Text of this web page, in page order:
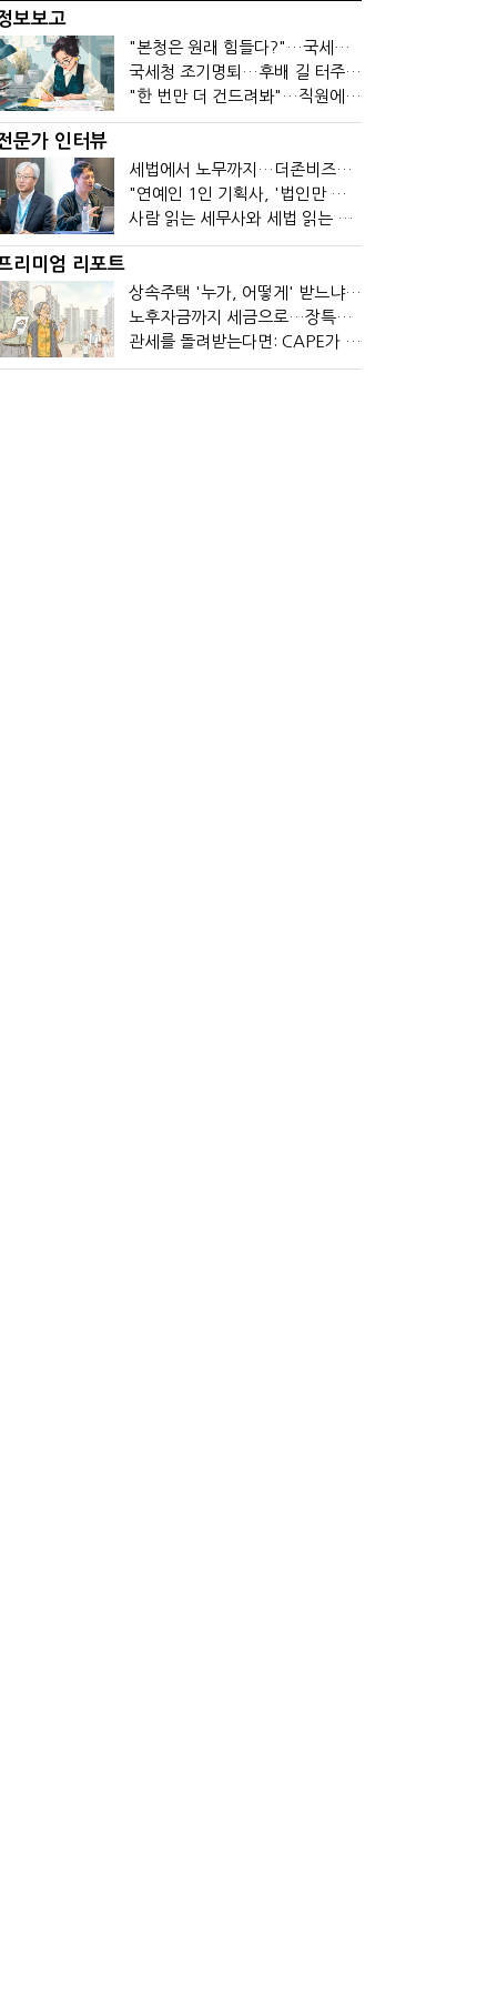
보보고
"본청은 원래 힘들다?"…국세청 직원들이 떠나는 이유
국세청 조기명퇴…후배 길 터주기? 선배 밀어내기?
"한 번만 더 건드려봐"…직원에 폭발한 관세청장, 왜?
문가 인터뷰
세법에서 노무까지…더존비즈온 AI 목표는 '전문가의 시간'
"연예인 1인 기획사, '법인만 세우면 절세' 시대 끝났다"
사람 읽는 세무사와 세법 읽는 회계사가 만나면?
리미엄 리포트
상속주택 '누가, 어떻게' 받느냐에 따라 세금이 달라진다
노후자금까지 세금으로…장특공제 폐지가 부를 조세의 역설
관세를 돌려받는다면: CAPE가 바꾼 기업의 현금흐름